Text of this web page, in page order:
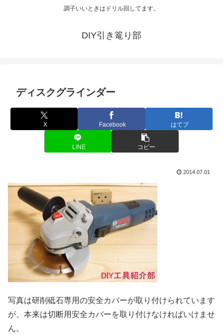
調子いいときはドリル回してます。
DIY引き篭り部
ディスクグラインダー
X Facebook はてブ
LINE コピー
2014.07.01
写真は研削砥石専用の安全カバーが取り付けられています
が、本来は切断用安全カバーを取り付けなければいけませ
ん。